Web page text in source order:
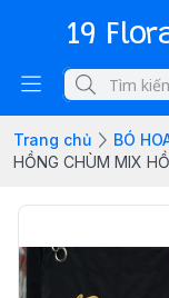
19
Trang chủ
BÓ
HỒNG CHÙM MIX